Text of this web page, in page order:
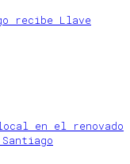
recibe Llave
en el renovado